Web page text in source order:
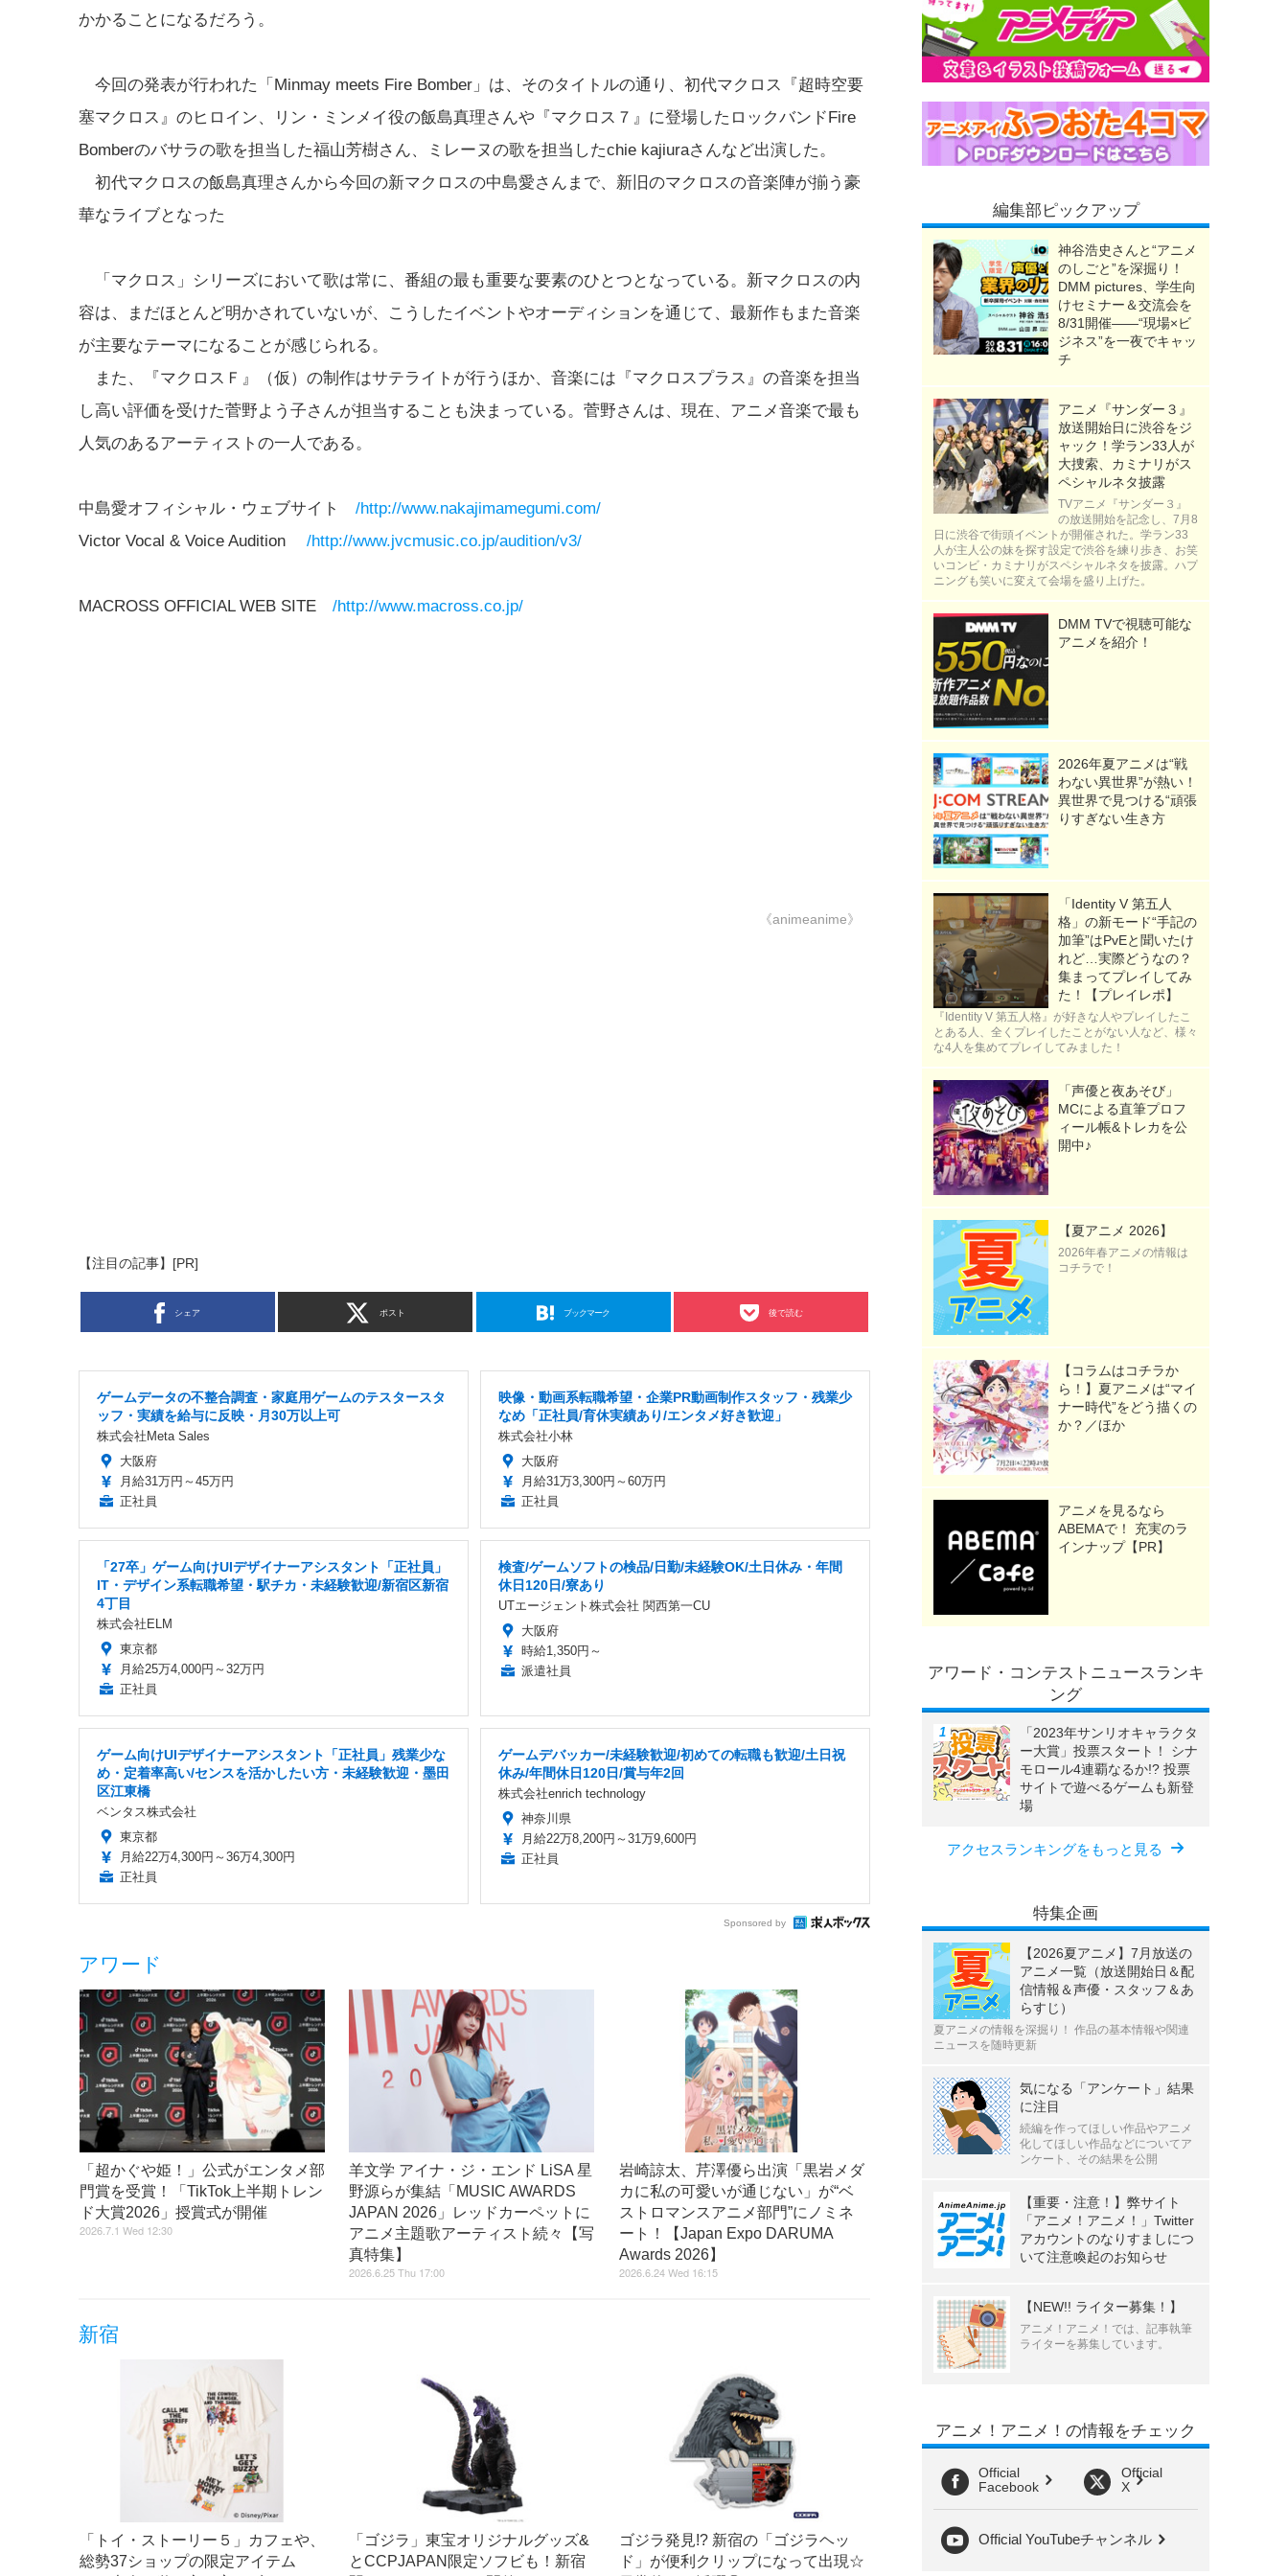
かかることになるだろう。
今回の発表が行われた「Minmay meets Fire Bomber」は、そのタイトルの通り、初代マクロス『超時空要
塞マクロス』のヒロイン、リン・ミンメイ役の飯島真理さんや『マクロス７』に登場したロックバンドFire
Bomberのバサラの歌を担当した福山芳樹さん、ミレーヌの歌を担当したchie kajiuraさんなど出演した。
初代マクロスの飯島真理さんから今回の新マクロスの中島愛さんまで、新旧のマクロスの音楽陣が揃う豪
華なライブとなった
「マクロス」シリーズにおいて歌は常に、番組の最も重要な要素のひとつとなっている。新マクロスの内
容は、まだほとんど明かされていないが、こうしたイベントやオーディションを通じて、最新作もまた音楽
が主要なテーマになることが感じられる。
また、『マクロスＦ』（仮）の制作はサテライトが行うほか、音楽には『マクロスプラス』の音楽を担当
し高い評価を受けた菅野よう子さんが担当することも決まっている。菅野さんは、現在、アニメ音楽で最も
人気のあるアーティストの一人である。
中島愛オフィシャル・ウェブサイト /http://www.nakajimamegumi.com/
Victor Vocal & Voice Audition /http://www.jvcmusic.co.jp/audition/v3/
MACROSS OFFICIAL WEB SITE /http://www.macross.co.jp/
《animeanime》
【注目の記事】[PR]
シェア ポスト ブックマーク 後で読む
ゲームデータの不整合調査・家庭用ゲームのテスタースタ
ッフ・実績を給与に反映・月30万以上可
株式会社Meta Sales
大阪府
月給31万円～45万円
正社員
映像・動画系転職希望・企業PR動画制作スタッフ・残業少
なめ「正社員/育休実績あり/エンタメ好き歓迎」
株式会社小林
大阪府
月給31万3,300円～60万円
正社員
「27卒」ゲーム向けUIデザイナーアシスタント「正社員」
IT・デザイン系転職希望・駅チカ・未経験歓迎/新宿区新宿
4丁目
株式会社ELM
東京都
月給25万4,000円～32万円
正社員
検査/ゲームソフトの検品/日勤/未経験OK/土日休み・年間
休日120日/寮あり
UTエージェント株式会社 関西第一CU
大阪府
時給1,350円～
派遣社員
ゲーム向けUIデザイナーアシスタント「正社員」残業少な
め・定着率高い/センスを活かしたい方・未経験歓迎・墨田
区江東橋
ベンタス株式会社
東京都
月給22万4,300円～36万4,300円
正社員
ゲームデバッカー/未経験歓迎/初めての転職も歓迎/土日祝
休み/年間休日120日/賞与年2回
株式会社enrich technology
神奈川県
月給22万8,200円～31万9,600円
正社員
Sponsored by
アワード
「超かぐや姫！」公式がエンタメ部
門賞を受賞！「TikTok上半期トレン
ド大賞2026」授賞式が開催
2026.7.1 Wed 12:30
羊文学 アイナ・ジ・エンド LiSA 星
野源らが集結「MUSIC AWARDS
JAPAN 2026」レッドカーペットに
アニメ主題歌アーティスト続々【写
真特集】
2026.6.25 Thu 17:00
岩崎諒太、芹澤優ら出演「黒岩メダ
カに私の可愛いが通じない」が“ベ
ストロマンスアニメ部門”にノミネ
ート！【Japan Expo DARUMA
Awards 2026】
2026.6.24 Wed 16:15
新宿
「トイ・ストーリー５」カフェや、
総勢37ショップの限定アイテム
「ゴジラ」東宝オリジナルグッズ&
とCCPJAPAN限定ソフビも！新宿
ゴジラ発見!? 新宿の「ゴジラヘッ
ド」が便利クリップになって出現☆
編集部ピックアップ
神谷浩史さんと“アニメ
のしごと”を深掘り！
DMM pictures、学生向
けセミナー＆交流会を
8/31開催――“現場×ビ
ジネス”を一夜でキャッ
チ
アニメ『サンダー３』
放送開始日に渋谷をジ
ャック！学ラン33人が
大捜索、カミナリがス
ペシャルネタ披露
TVアニメ『サンダー３』
の放送開始を記念し、7月8
日に渋谷で街頭イベントが開催された。学ラン33
人が主人公の妹を探す設定で渋谷を練り歩き、お笑
いコンビ・カミナリがスペシャルネタを披露。ハプ
ニングも笑いに変えて会場を盛り上げた。
DMM TVで視聴可能な
アニメを紹介！
2026年夏アニメは“戦
わない異世界”が熱い！
異世界で見つける“頑張
りすぎない生き方
「Identity V 第五人
格」の新モード“手記の
加筆”はPvEと聞いたけ
れど…実際どうなの？
集まってプレイしてみ
た！【プレイレポ】
『Identity V 第五人格』が好きな人やプレイしたこ
とある人、全くプレイしたことがない人など、様々
な4人を集めてプレイしてみました！
「声優と夜あそび」
MCによる直筆プロフ
ィール帳&トレカを公
開中♪
【夏アニメ 2026】
2026年春アニメの情報は
コチラで！
【コラムはコチラか
ら！】夏アニメは“マイ
ナー時代”をどう描くの
か？／ほか
アニメを見るなら
ABEMAで！ 充実のラ
インナップ【PR】
アワード・コンテストニュースランキ
ング
「2023年サンリオキャラクタ
ー大賞」投票スタート！ シナ
モロール4連覇なるか!? 投票
サイトで遊べるゲームも新登
場
アクセスランキングをもっと見る
特集企画
【2026夏アニメ】7月放送の
アニメ一覧（放送開始日＆配
信情報＆声優・スタッフ＆あ
らすじ）
夏アニメの情報を深掘り！ 作品の基本情報や関連
ニュースを随時更新
気になる「アンケート」結果
に注目
続編を作ってほしい作品やアニメ
化してほしい作品などについてア
ンケート、その結果を公開
【重要・注意！】弊サイト
「アニメ！アニメ！」Twitter
アカウントのなりすましにつ
いて注意喚起のお知らせ
【NEW!! ライター募集！】
アニメ！アニメ！では、記事執筆
ライターを募集しています。
アニメ！アニメ！の情報をチェック
Official
Facebook
Official
X
Official YouTubeチャンネル